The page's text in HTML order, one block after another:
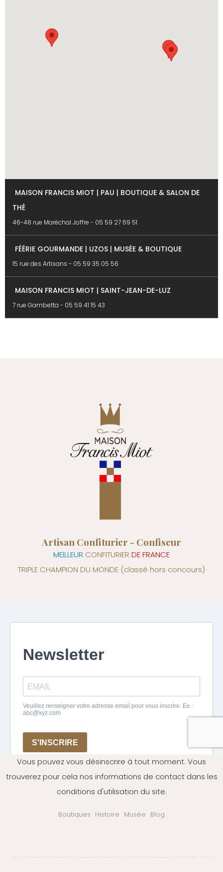
MAISON FRANCIS MIOT | PAU | BOUTIQUE & SALON DE
THÉ
46-48 rue Maréchal Joffre - 05 59 27 69 51
FÉÉRIE GOURMANDE | UZOS | MUSÉE & BOUTIQUE
15 rue des Artisans - 05 59 35 05 56
MAISON FRANCIS MIOT | SAINT-JEAN-DE-LUZ
7 rue Gambetta - 05 59 41 15 43
Artisan Confiturier - Confiseur
MEILLEUR CONFITURIER DE FRANCE
TRIPLE CHAMPION DU MONDE (classé hors concours)
Vous pouvez vous désinscrire à tout moment. Vous
trouverez pour cela nos informations de contact dans les
conditions d'utilisation du site.
Boutiques Histoire Musée Blog